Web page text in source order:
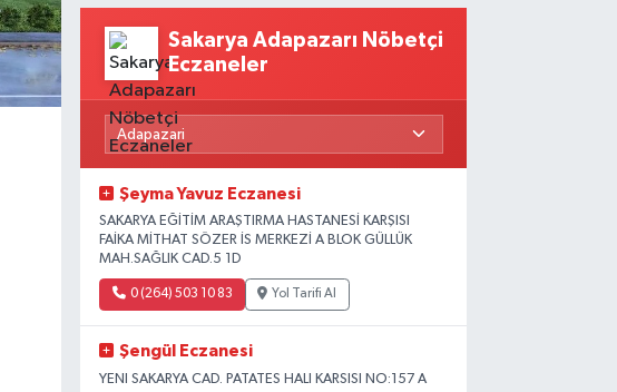
Sakarya Adapazarı Nöbetçi
Eczaneler
Şeyma Yavuz Eczanesi
SAKARYA EĞİTİM ARAŞTIRMA HASTANESİ KARŞISI
FAİKA MİTHAT SÖZER İS MERKEZİ A BLOK GÜLLÜK
MAH.SAĞLIK CAD.5 1D
0 (264) 503 10 83 Yol Tarifi Al
Şengül Eczanesi
YENI SAKARYA CAD. PATATES HALI KARSISI NO:157 A